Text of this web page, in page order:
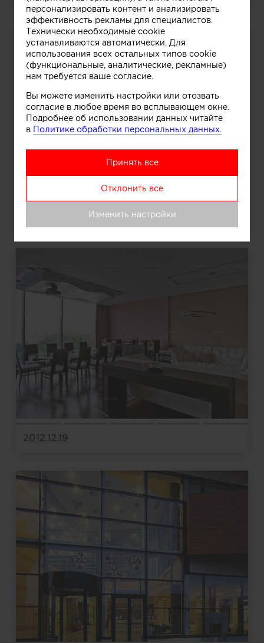
2012.12.19
персонализировать контент и анализировать
эффективность рекламы для специалистов.
Технически необходимые cookie
устанавливаются автоматически. Для
использования всех остальных типов cookie
(функциональные, аналитические, рекламные)
нам требуется ваше согласие.
Вы можете изменить настройки или отозвать
согласие в любое время во всплывающем окне.
Подробнее об использовании данных читайте
в Политике обработки персональных данных.
Принять все
Отклонить все
Изменить настройки